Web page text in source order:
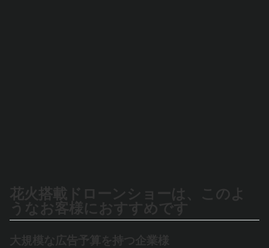
花火搭載ドローンショーは、このよ
うなお客様におすすめです
大規模な広告予算を持つ企業様